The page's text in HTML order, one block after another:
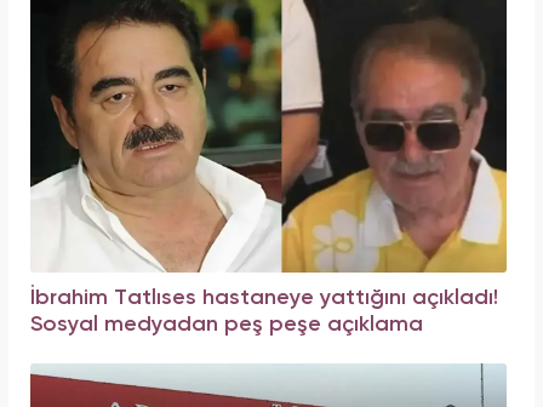
İbrahim Tatlıses hastaneye yattığını açıkladı!
Sosyal medyadan peş peşe açıklama